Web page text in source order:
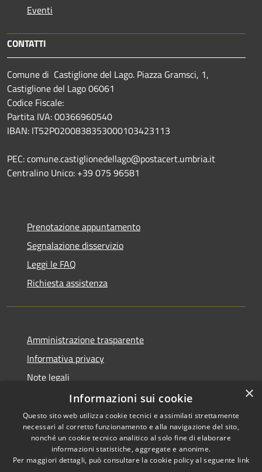
Eventi
CONTATTI
Comune di Castiglione del Lago. Piazza Gramsci, 1,
Castiglione del Lago 06061
Codice Fiscale:
Partita IVA: 00366960540
IBAN: IT52P0200838353000103423113
PEC: comune.castiglionedellago@postacert.umbria.it
Centralino Unico: +39 075 96581
Prenotazione appuntamento
Segnalazione disservizio
Leggi le FAQ
Richiesta assistenza
Amministrazione trasparente
Informativa privacy
Note legali
Dichiarazione di accessibilità
RSS
Accessibilità
Copyright © 2026 • Comune di
×
Informazioni sui cookie
Questo sito web utilizza cookie tecnici e assimilati strettamente
necessari al corretto funzionamento e alla navigazione del sito,
nonché un cookie tecnico analitico al solo fine di elaborare
informazioni statistiche, aggregate e anonime.
Per maggiori dettagli, può consultare la cookie policy al seguente link